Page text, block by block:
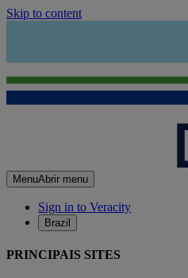
Skip to content
MenuAbrir menu
Sign in to Veracity
Brazil
PRINCIPAIS SITES